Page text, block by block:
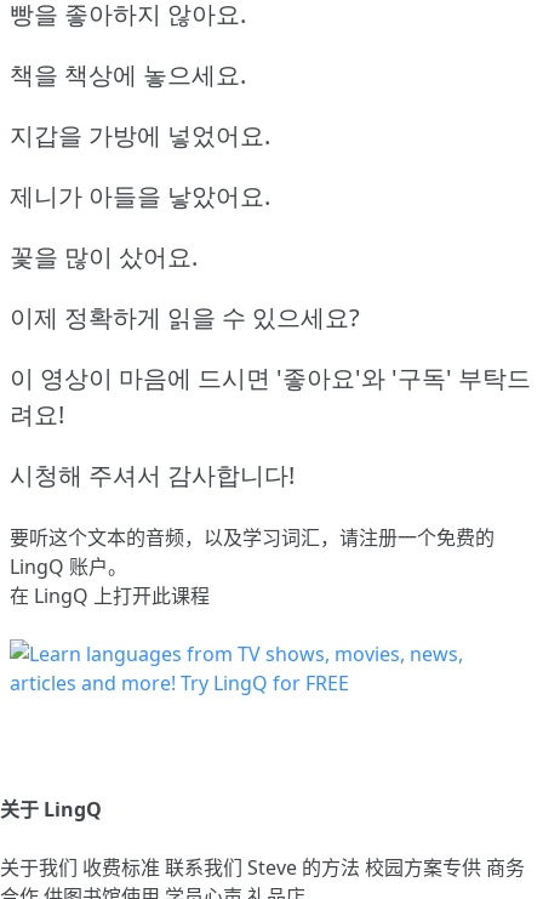
빵을 좋아하지 않아요.
책을 책상에 놓으세요.
지갑을 가방에 넣었어요.
제니가 아들을 낳았어요.
꽃을 많이 샀어요.
이제 정확하게 읽을 수 있으세요?
이 영상이 마음에 드시면 '좋아요'와 '구독' 부탁드
려요!
시청해 주셔서 감사합니다!
要听这个文本的音频，以及学习词汇，请注册一个免费的
LingQ 账户。
在 LingQ 上打开此课程
关于 LingQ
关于我们 收费标准 联系我们 Steve 的方法 校园方案专供 商务